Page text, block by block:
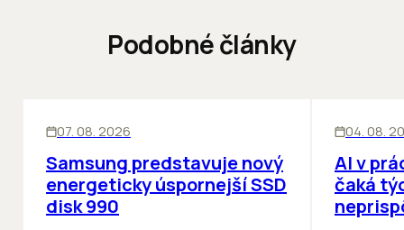
Podobné články
07. 08. 2026
Samsung predstavuje nový
energeticky úspornejší SSD
disk 990
04. 08.
AI v
čaká